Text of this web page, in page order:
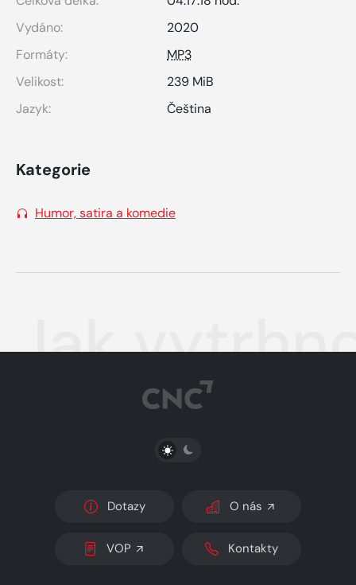
Vydáno:
2020
Formáty:
MP3
Velikost:
239 MiB
Jazyk:
Čeština
Kategorie
Humor, satira a komedie
Jak
PŘEPNOUT SVĚTLÝ/TMAVÝ REŽIM
Dotazy O nás
VOP Kontakty